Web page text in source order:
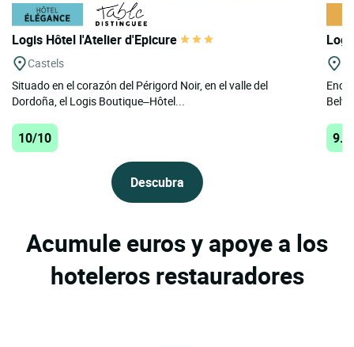
Logis Hôtel l'Atelier d'Epicure
Castels
Situado en el corazón del Périgord Noir, en el valle del
Dordoña, el Logis Boutique–Hôtel...
10/10
Descubra
Acumule euros y apoye a los
hoteleros restauradores